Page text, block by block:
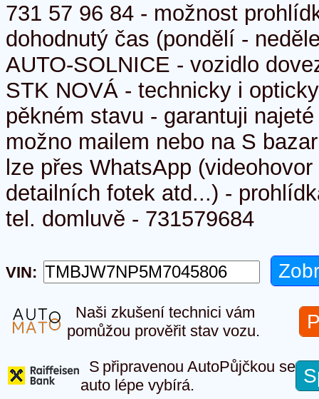
731 57 96 84 - možnost
dohodnutý čas (pondělí -
AUTO-SOLNICE - vozidlo
STK NOVÁ - technicky i
pěkném stavu - garantuji
možno mailem nebo na S
lze přes WhatsApp
detailních fotek atd...) -
tel. domluvě - 731579684
VIN:
Naši zkušení technici vám
pomůžou prověřit stav vozu.
S připravenou AutoPůjčkou se
auto lépe vybírá.